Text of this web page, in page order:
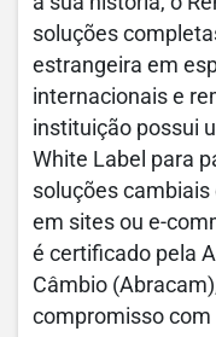
soluções
estrangeira em
internacionais e
instituição possui
White Label para
soluções
em sites ou e-
é certificado pela
Câmbio
compromisso